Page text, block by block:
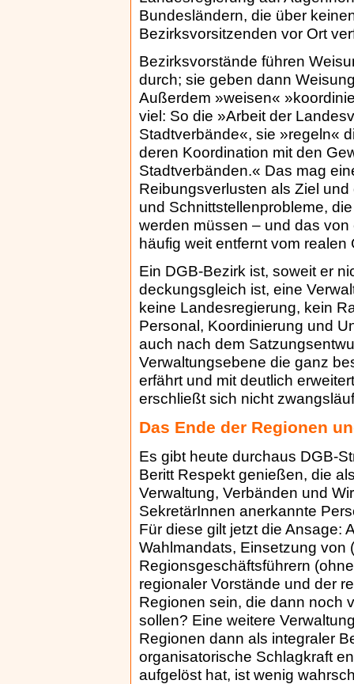
Bundesländern, die über
Bezirksvorsitzenden vor Ort
Bezirksvorstände führen
durch; sie geben dann
Außerdem »weisen«
viel: So die »Arbeit der
Stadtverbände«, sie »regeln«
deren Koordination mit den
Stadtverbänden.« Das mag
Reibungsverlusten als Ziel
und Schnittstellenprobleme,
werden müssen – und das
häufig weit entfernt vom
Ein DGB-Bezirk ist, soweit er
deckungsgleich ist, eine
keine Landesregierung, kein
Personal, Koordinierung und
auch nach dem
Verwaltungsebene die ganz
erfährt und mit deutlich
erschließt sich nicht
Das Ende der Regionen
Es gibt heute durchaus DGB-
Beritt Respekt genießen, die
Verwaltung, Verbänden und
SekretärInnen anerkannte
Für diese gilt jetzt die Ansage:
Wahlmandats, Einsetzung von
Regionsgeschäftsführern
regionaler Vorstände und der
Regionen sein, die dann noch
sollen? Eine weitere
Regionen dann als integraler
organisatorische Schlagkraft
aufgelöst hat, ist wenig